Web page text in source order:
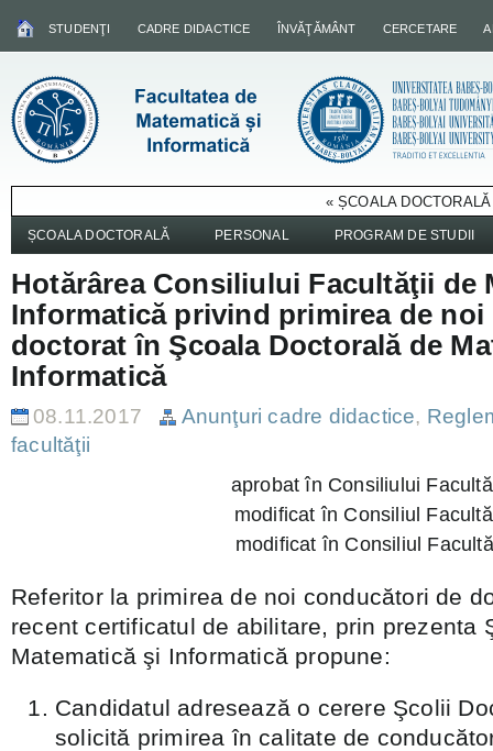
STUDENŢI CADRE DIDACTICE ÎNVĂŢĂMÂNT CERCETARE
« ȘCOALA
ȘCOALA DOCTORALĂ PERSONAL PROGRAM DE STUDII
Hotărârea Consiliului Facultăţii de
Informatică privind primirea de
doctorat în Şcoala Doctorală de
Informatică
08.11.2017 Anunţuri cadre didactice,
facultăţii
aprobat în Consiliului
modificat în Consiliul
modificat în Consiliul
Referitor la primirea de noi conducători de
recent certificatul de abilitare, prin prezenta
Matematică şi Informatică propune:
Candidatul adresează o cerere Şcolii
solicită primirea în calitate de